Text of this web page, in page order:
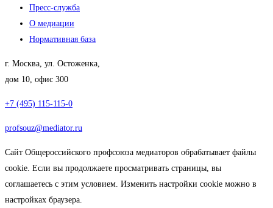
Пресс-служба
О медиации
Нормативная база
г. Москва, ул. Остоженка,
дом 10, офис 300
+7 (495) 115-115-0
profsouz@mediator.ru
Сайт Общероссийского профсоюза медиаторов обрабатывает файлы
cookie. Если вы продолжаете просматривать страницы, вы
соглашаетесь с этим условием. Изменить настройки cookie можно в
настройках браузера.